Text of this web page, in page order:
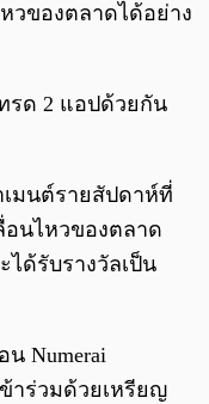
วของตลาดได้อย่าง
รด 2 แอปด้วยกัน
เมนต์รายสัปดาห์ที่
นไหวของตลาด
ด้รับรางวัลเป็น
Numerai
ข้าร่วมด้วยเหรียญ